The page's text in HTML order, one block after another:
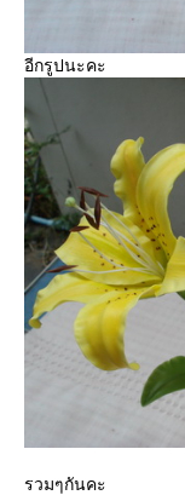
อีกรูปนะคะ
รวมๆกันคะ